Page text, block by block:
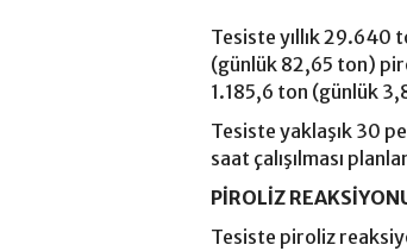
Tesiste yıllık 29.640
(günlük 82,65 ton)
1.185,6 ton (günlük
Tesiste yaklaşık 30
saat çalışılması
PİROLİZ
Tesiste piroliz